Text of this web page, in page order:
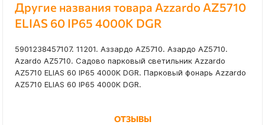
Другие названия товара Azzardo AZ5710
ELIAS 60 IP65 4000K DGR
5901238457107. 11201. Аззардо AZ5710. Азардо AZ5710.
Azardo AZ5710. Садово парковый светильник Azzardo
AZ5710 ELIAS 60 IP65 4000K DGR. Парковый фонарь Azzardo
AZ5710 ELIAS 60 IP65 4000K DGR.
ОТЗЫВЫ